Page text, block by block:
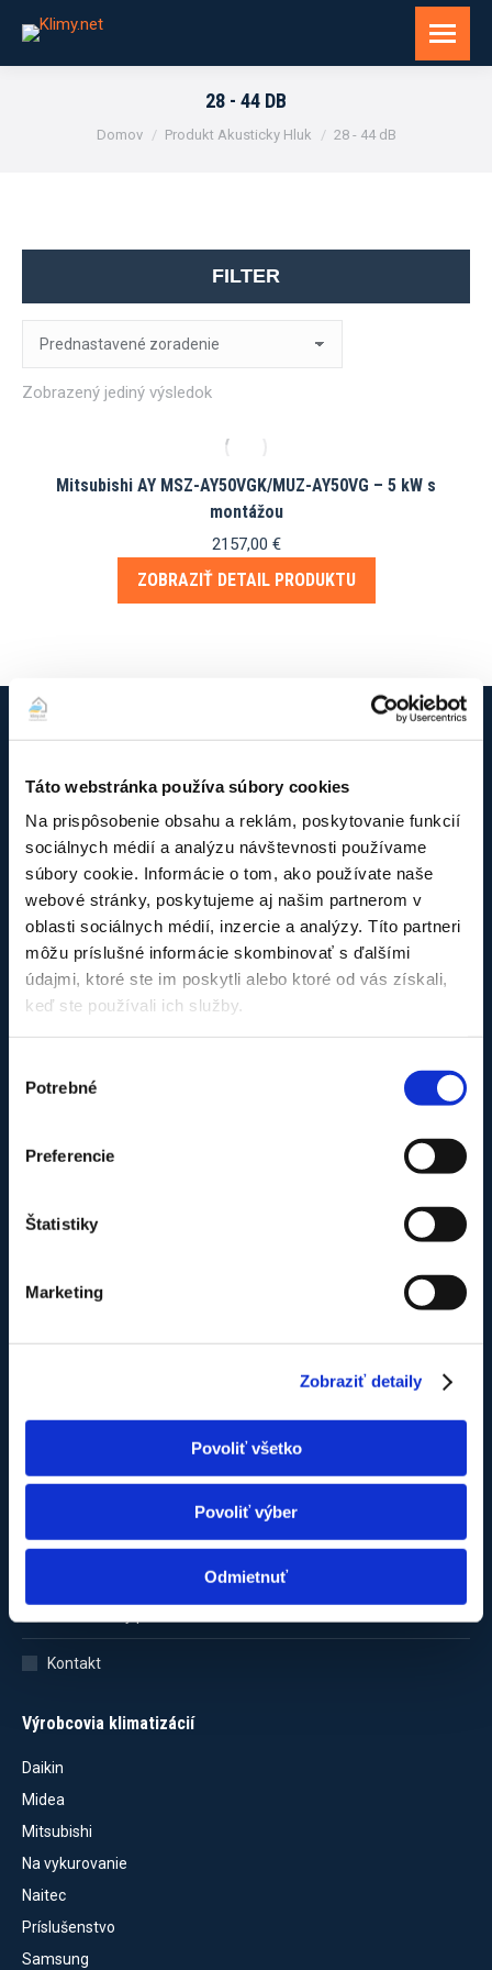
Táto webstránka používa súbory cookies
Na prispôsobenie obsahu a reklám, poskytovanie funkcií
sociálnych médií a analýzu návštevnosti používame
súbory cookie. Informácie o tom, ako používate naše
webové stránky, poskytujeme aj našim partnerom v
oblasti sociálnych médií, inzercie a analýzy. Títo partneri
môžu príslušné informácie skombinovať s ďalšími
údajmi, ktoré ste im poskytli alebo ktoré od vás získali,
keď ste používali ich služby.
súhlasu
Potrebné
Preferencie
Štatistiky
Marketing
Zobraziť detaily
Povoliť všetko
Povoliť výber
Odmietnuť
28 - 44 DB
You are here:
Domov Produkt Akusticky Hluk 28 - 44 dB
Zobrazený jediný výsledok
Mitsubishi AY MSZ-AY50VGK/MUZ-AY50VG – 5 kW s
montážou
2157,00 €
ZOBRAZIŤ DETAIL PRODUKTU
FILTER
O firme Klimy.net
Sme tu pre Vás už viac ako 12 rokov, ak potrebujete
profesionálnu montáž alebo servis klimatizácií a tepelných
čerpadiel. Pôsobíme v Bratislavskom a Trnavskom kraji (iné
oblasti podľa dohody). Pridajte sa k našim spokojným
zákazníkom aj Vy. Sme Klimy.net – poradíme, namontujete a
staráme sa o Vaše zariadenie aj ďalšie roky.
Nie je firma ako firma – naše oprávnenia :
Domovská stránka
Obchodné podmienky
Ochrana osobných údajov
Kontakt
Výrobcovia klimatizácií
Daikin
Midea
Mitsubishi
Na vykurovanie
Naitec
Príslušenstvo
Samsung